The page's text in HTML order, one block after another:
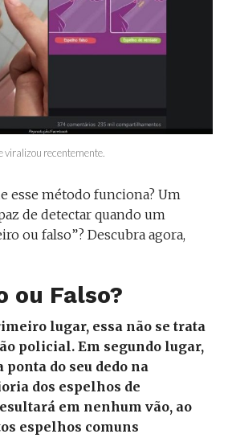
viralizou recentemente.
esse método funciona? Um
de detectar quando um
ou falso”? Descubra agora,
ou Falso?
lugar, essa não se trata
policial. Em segundo lugar,
ponta do seu dedo na
dos espelhos de
em nenhum vão, ao
espelhos comuns